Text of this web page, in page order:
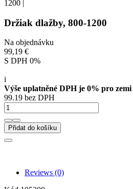
Držiak dlažby, 800-1200
Na objednávku
99,19 €
S DPH 0%
i
Výše uplatněné DPH je 0% pro zemi
99.19 bez DPH
Přidat do košíku
Reviews (0)